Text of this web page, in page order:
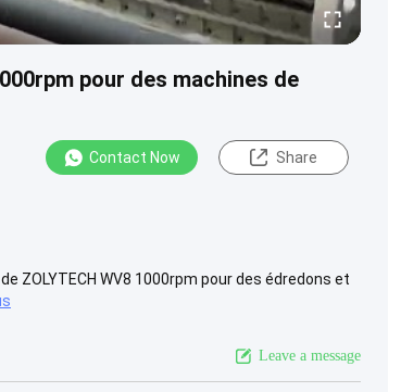
pour des machines de
Contact Now Share
ZOLYTECH WV8 1000rpm pour des édredons et
Leave a message